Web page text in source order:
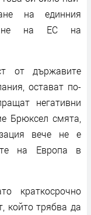
на единния
на ЕС на
от държавите
остават по-
негативни
Брюксел смята,
вече не е
на Европа в
краткосрочно
който трябва да